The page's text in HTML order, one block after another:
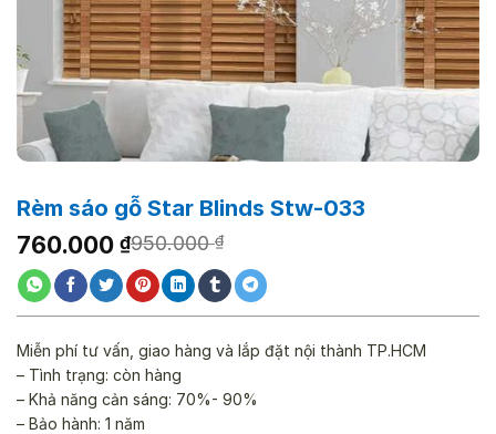
Rèm sáo gỗ Star Blinds Stw-033
950.000₫
Giá
gốc
là:
950.000 ₫.
760.000 ₫
Giá
hiện
tại
là:
760.000 ₫.
Miễn phí tư vấn, giao hàng và lắp đặt nội thành TP.HCM
– Tình trạng: còn hàng
– Khả năng cản sáng: 70%- 90%
– Bảo hành: 1 năm